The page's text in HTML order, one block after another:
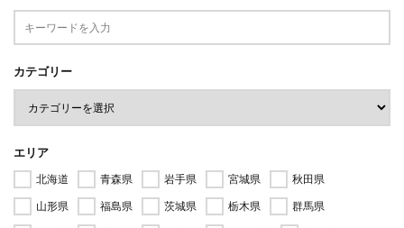
カテゴリー
エリア
北海道 青森県 岩手県 宮城県
秋田県
山形県
福島県 茨城県 栃木県
群馬県